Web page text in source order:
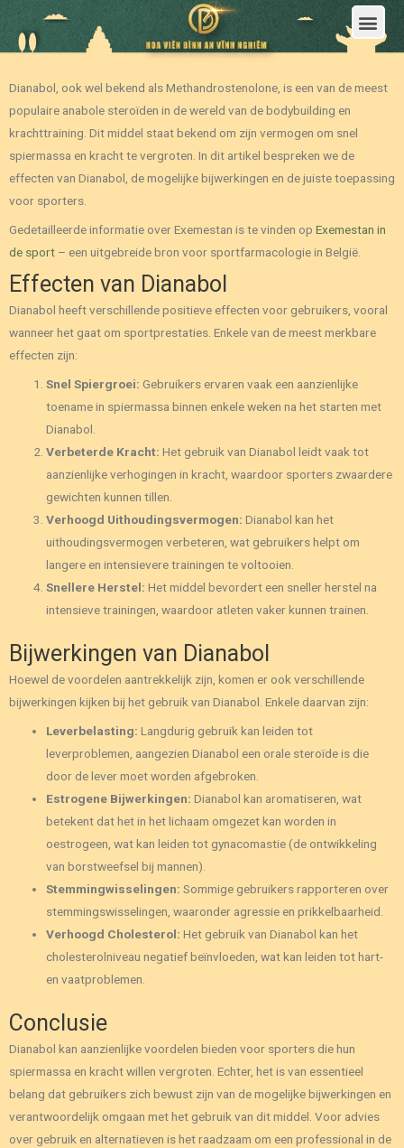
Dianabol, ook wel bekend als Methandrostenolone, is een van de meest
populaire anabole steroïden in de wereld van de bodybuilding en
krachttraining. Dit middel staat bekend om zijn vermogen om snel
spiermassa en kracht te vergroten. In dit artikel bespreken we de
effecten van Dianabol, de mogelijke bijwerkingen en de juiste toepassing
voor sporters.
Gedetailleerde informatie over Exemestan is te vinden op Exemestan in
de sport – een uitgebreide bron voor sportfarmacologie in België.
Effecten van Dianabol
Dianabol heeft verschillende positieve effecten voor gebruikers, vooral
wanneer het gaat om sportprestaties. Enkele van de meest merkbare
effecten zijn:
Snel Spiergroei: Gebruikers ervaren vaak een aanzienlijke
toename in spiermassa binnen enkele weken na het starten met
Dianabol.
Verbeterde Kracht: Het gebruik van Dianabol leidt vaak tot
aanzienlijke verhogingen in kracht, waardoor sporters zwaardere
gewichten kunnen tillen.
Verhoogd Uithoudingsvermogen: Dianabol kan het
uithoudingsvermogen verbeteren, wat gebruikers helpt om
langere en intensievere trainingen te voltooien.
Snellere Herstel: Het middel bevordert een sneller herstel na
intensieve trainingen, waardoor atleten vaker kunnen trainen.
Bijwerkingen van Dianabol
Hoewel de voordelen aantrekkelijk zijn, komen er ook verschillende
bijwerkingen kijken bij het gebruik van Dianabol. Enkele daarvan zijn:
Leverbelasting: Langdurig gebruik kan leiden tot
leverproblemen, aangezien Dianabol een orale steroïde is die
door de lever moet worden afgebroken.
Estrogene Bijwerkingen: Dianabol kan aromatiseren, wat
betekent dat het in het lichaam omgezet kan worden in
oestrogeen, wat kan leiden tot gynacomastie (de ontwikkeling
van borstweefsel bij mannen).
Stemmingwisselingen: Sommige gebruikers rapporteren over
stemmingswisselingen, waaronder agressie en prikkelbaarheid.
Verhoogd Cholesterol: Het gebruik van Dianabol kan het
cholesterolniveau negatief beïnvloeden, wat kan leiden tot hart-
en vaatproblemen.
Conclusie
Dianabol kan aanzienlijke voordelen bieden voor sporters die hun
spiermassa en kracht willen vergroten. Echter, het is van essentieel
belang dat gebruikers zich bewust zijn van de mogelijke bijwerkingen en
verantwoordelijk omgaan met het gebruik van dit middel. Voor advies
over gebruik en alternatieven is het raadzaam om een professional in de